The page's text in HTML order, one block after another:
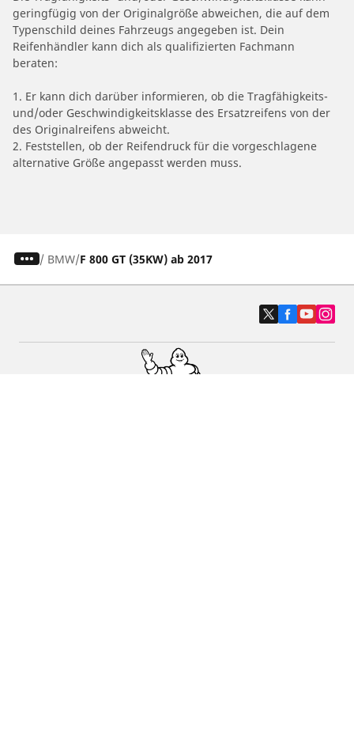
geringfügig von der Originalgröße abweichen, die auf dem
Typenschild deines Fahrzeugs angegeben ist. Dein
Reifenhändler kann dich als qualifizierten Fachmann
beraten:
1. Er kann dich darüber informieren, ob die Tragfähigkeits-
und/oder Geschwindigkeitsklasse des Ersatzreifens von der
des Originalreifens abweicht.
2. Feststellen, ob der Reifendruck für die vorgeschlagene
alternative Größe angepasst werden muss.
/ BMW F 800 GT (35KW) ab 2017